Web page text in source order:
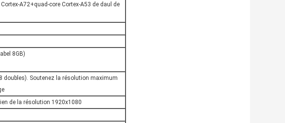
A72+quad-core Cortex-A53 de daul de
8GB)
doubles). Soutenez la résolution maximum
de la résolution 1920x1080